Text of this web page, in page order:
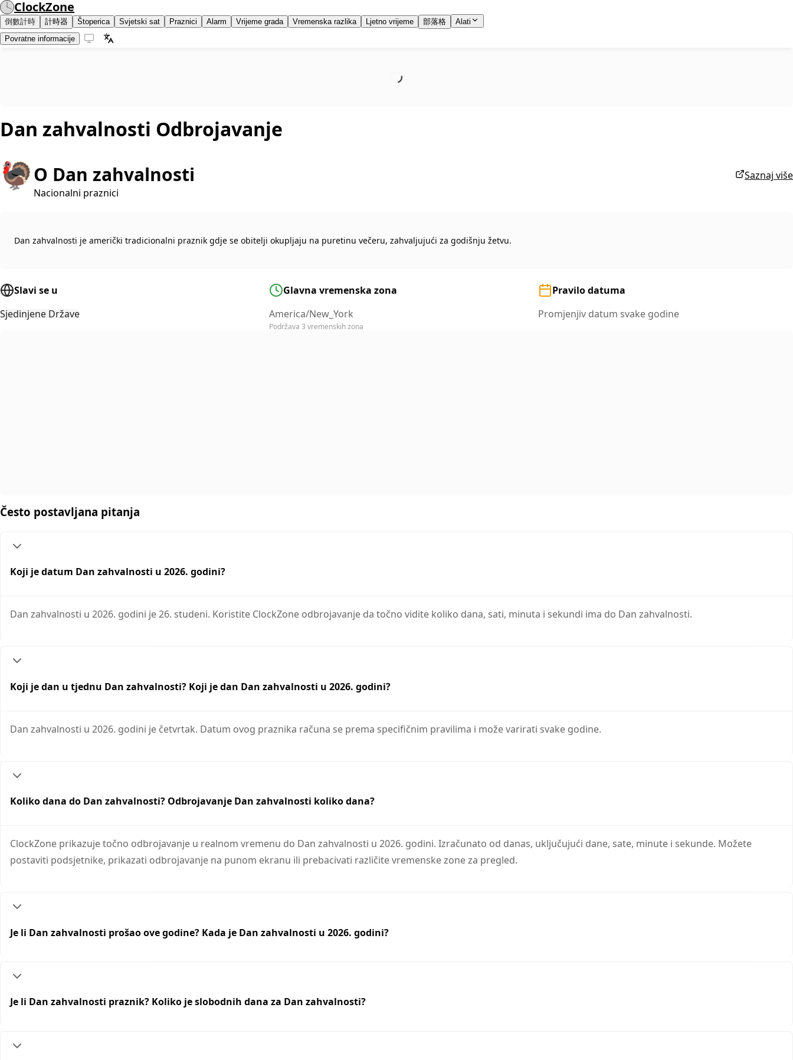
ClockZone
倒數計時 計時器 Štoperica Svjetski sat Praznici Alarm Vrijeme grada Vremenska razlika Ljetno vrijeme 部落格
Alati
Povratne informacije
Dan zahvalnosti Odbrojavanje
🦃O Dan zahvalnosti
Nacionalni praznici
Saznaj više
Dan zahvalnosti je američki tradicionalni praznik gdje se obitelji okupljaju na puretinu večeru, zahvaljujući za godišnju žetvu.
Slavi se u
Sjedinjene Države
Glavna vremenska zona
America/New_York
Podržava 3 vremenskih zona
Pravilo datuma
Promjenjiv datum svake godine
Često postavljana pitanja
Koji je datum Dan zahvalnosti u 2026. godini?
Dan zahvalnosti u 2026. godini je 26. studeni. Koristite ClockZone odbrojavanje da točno vidite koliko dana, sati, minuta i sekundi ima do Dan zahvalnosti.
Koji je dan u tjednu Dan zahvalnosti? Koji je dan Dan zahvalnosti u 2026. godini?
Dan zahvalnosti u 2026. godini je četvrtak. Datum ovog praznika računa se prema specifičnim pravilima i može varirati svake godine.
Koliko dana do Dan zahvalnosti? Odbrojavanje Dan zahvalnosti koliko dana?
ClockZone prikazuje točno odbrojavanje u realnom vremenu do Dan zahvalnosti u 2026. godini. Izračunato od danas, uključujući dane, sate, minute i sekunde. Možete
postaviti podsjetnike, prikazati odbrojavanje na punom ekranu ili prebacivati različite vremenske zone za pregled.
Je li Dan zahvalnosti prošao ove godine? Kada je Dan zahvalnosti u 2026. godini?
Je li Dan zahvalnosti praznik? Koliko je slobodnih dana za Dan zahvalnosti?